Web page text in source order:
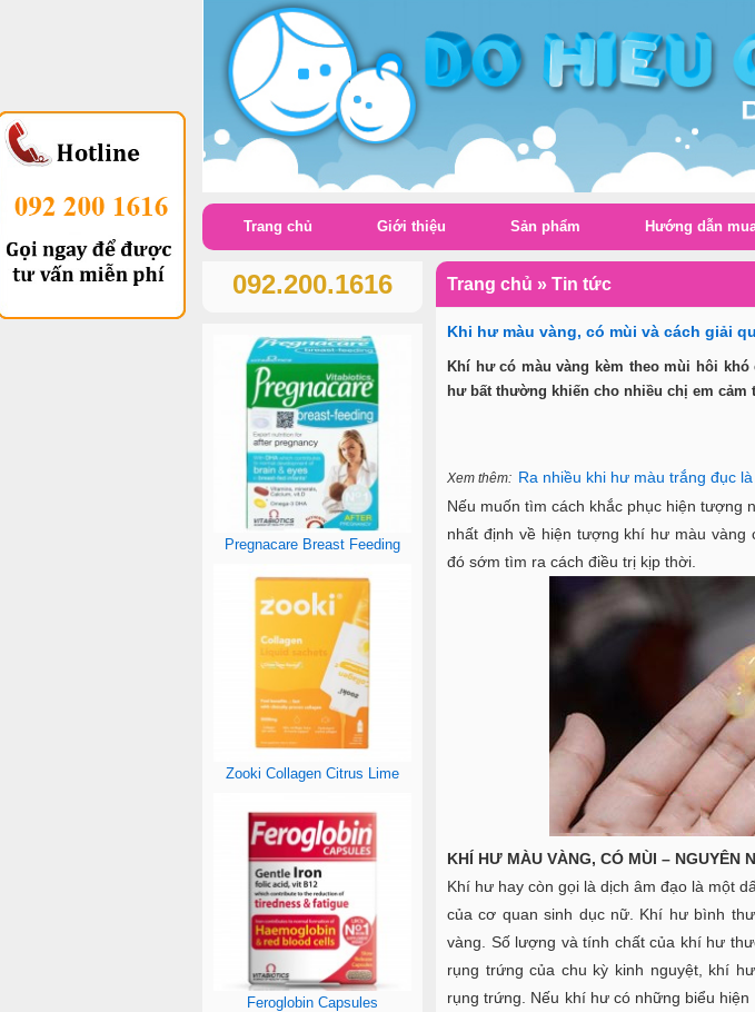
Khi hư màu vàng, có mùi và cách giải
Khí hư có màu vàng kèm theo mùi hôi
hư bất thường khiến cho nhiều chị em cảm
Xem thêm: Ra nhiều khi hư màu trắng đục
Nếu muốn tìm cách khắc phục hiện tượng
nhất định về hiện tượng khí hư màu
đó sớm tìm ra cách điều trị kịp thời.
KHÍ HƯ MÀU VÀNG, CÓ MÙI – NGUYÊN
Khí hư hay còn gọi là dịch âm đạo là một
của cơ quan sinh dục nữ. Khí hư bình
vàng. Số lượng và tính chất của khí hư
rụng trứng của chu kỳ kinh nguyệt, khí
rụng trứng. Nếu khí hư có những biểu
Trang chủ » Tin tức
092.200.1616
Pregnacare Breast Feeding
Zooki Collagen Citrus Lime
Feroglobin Capsules
Trang chủ Giới thiệu Sản phẩm Hướng dẫn